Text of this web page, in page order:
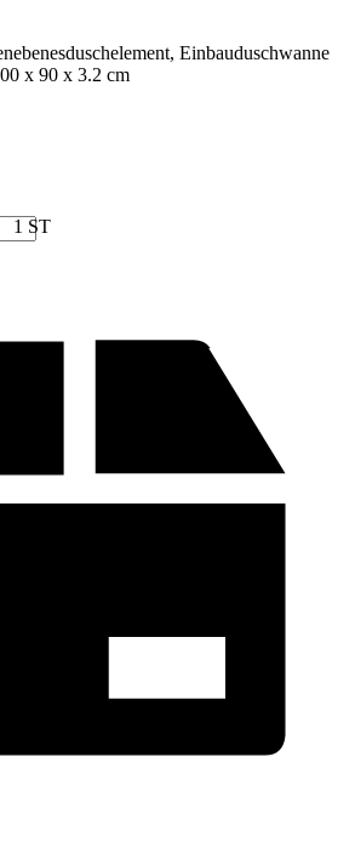
Einbauduschwanne
x 90 x 3.2 cm
1 ST